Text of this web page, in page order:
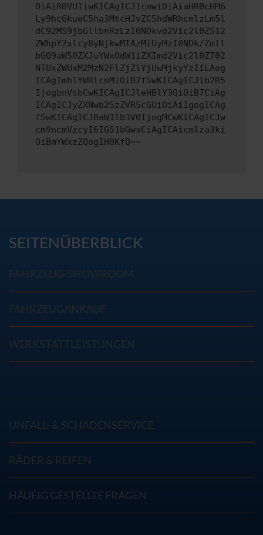
OiAiR0VUIiwKICAgICJ1cmwiOiAiaHR0cHM6
Ly9hcGkueC5ha3MtcHJvZC5hdWRhcmlzLm5l
dC92MS9jbGllbnRzLzI0NDkvd2Vic2l0ZS12
ZWhpY2xlcy8yNjkwMTAzMiUyMzI0NDk/Zmll
bGQ9aW50ZXJuYWxOdW1iZXImd2Vic2l0ZT02
NTUxZWUxM2MzN2FlZjZlYjUwMjkyYzIiLAog
ICAgImhlYWRlcnMiOiB7fSwKICAgICJib2R5
IjogbnVsbCwKICAgICJleHBlY3QiOiB7CiAg
ICAgICJyZXNwb25zZVR5cGUiOiAiIgogICAg
fSwKICAgICJ0aW1lb3V0IjogMCwKICAgICJw
cm9ncmVzcyI6IG51bGwsCiAgICAicmlza3ki
OiBmYWxzZQogIH0KfQ==
SEITENÜBERBLICK
FAHRZEUG-SHOWROOM
FAHRZEUGANKAUF
WERKSTATTLEISTUNGEN
UNFALL- & SCHADENSERVICE
RÄDER & REIFEN
HÄUFIG GESTELLTE FRAGEN